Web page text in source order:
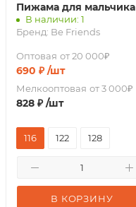
Пижама для мальчика
В наличии: 1
Бренд: Be Friends
Оптовая от 20 000₽
690 ₽ /шт
Мелкооптовая от 3 000₽
828 ₽ /шт
В КОРЗИНУ
116 122 128